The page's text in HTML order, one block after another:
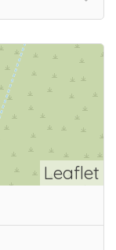
Leaflet